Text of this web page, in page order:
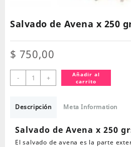
Salvado de Avena x 250
$ 750,00
-
Salvado
de
x
grs
cantidad
+
Añadir al
carrito
Descripción Meta Information
Salvado de Avena x 250
El salvado de avena es la parte